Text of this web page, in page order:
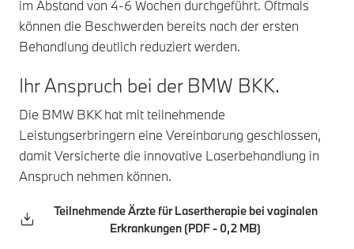
im Abstand von 4-6 Wochen durchgeführt. Oftmals
können die Beschwerden bereits nach der ersten
Behandlung deutlich reduziert werden.
Ihr Anspruch bei der BMW BKK.
Die BMW BKK hat mit teilnehmende
Leistungserbringern eine Vereinbarung geschlossen,
damit Versicherte die innovative Laserbehandlung in
Anspruch nehmen können.
Teilnehmende Ärzte für Lasertherapie bei vaginalen
Erkrankungen (PDF - 0,2 MB)